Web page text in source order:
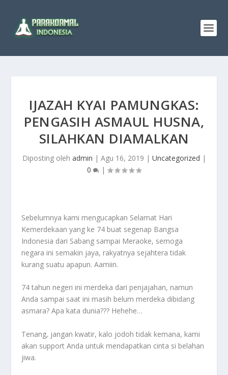
IJAZAH KYAI PAMUNGKAS:
PENGASIH ASMAUL HUSNA,
SILAHKAN DIAMALKAN
Diposting oleh admin | Agu 16, 2019 | Uncategorized |
0
|
Sebelumnya kami mengucapkan Selamat Hari
Kemerdekaan yang ke 74 buat segenap Bangsa
Indonesia dari Sabang sampai Meraoke, semoga
negara ini semakin jaya, rakyatnya sejahtera tidak
kurang suatu apapun. Aamiin.
74 tahun negeri ini merdeka dari penjajahan, namun
Anda sampai saat ini masih belum merdeka dibidang
asmara? Apa kata dunia??? Hehehe…
Tenang, jangan kwatir, kalo jodoh tidak kemana, kami
akan support Anda untuk mendapatkan cinta si belahan
jiwa.